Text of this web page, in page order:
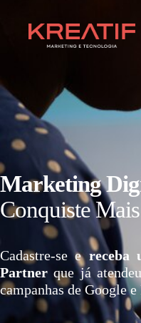
Marketing
Conquiste
Cadastre-se e receba
Partner que já
campanhas de Google